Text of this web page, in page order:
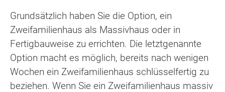
Grundsätzlich haben Sie die Option, ein
Zweifamilienhaus als Massivhaus oder in
Fertigbauweise zu errichten. Die letztgenannte
Option macht es möglich, bereits nach wenigen
Wochen ein Zweifamilienhaus schlüsselfertig zu
beziehen. Wenn Sie ein Zweifamilienhaus massiv